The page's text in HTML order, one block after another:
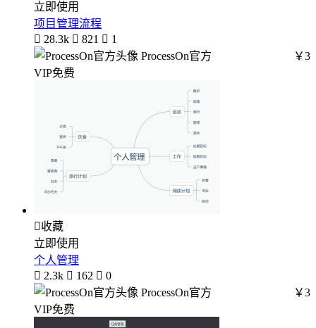
立即使用
项目管理流程
 28.3k  821  1
ProcessOn官方
￥3
VIP免费
收藏
立即使用
个人管理
 2.3k  162  0
ProcessOn官方
￥3
VIP免费